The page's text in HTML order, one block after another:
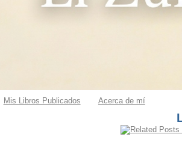
Mis Libros Publicados Acerca de mí